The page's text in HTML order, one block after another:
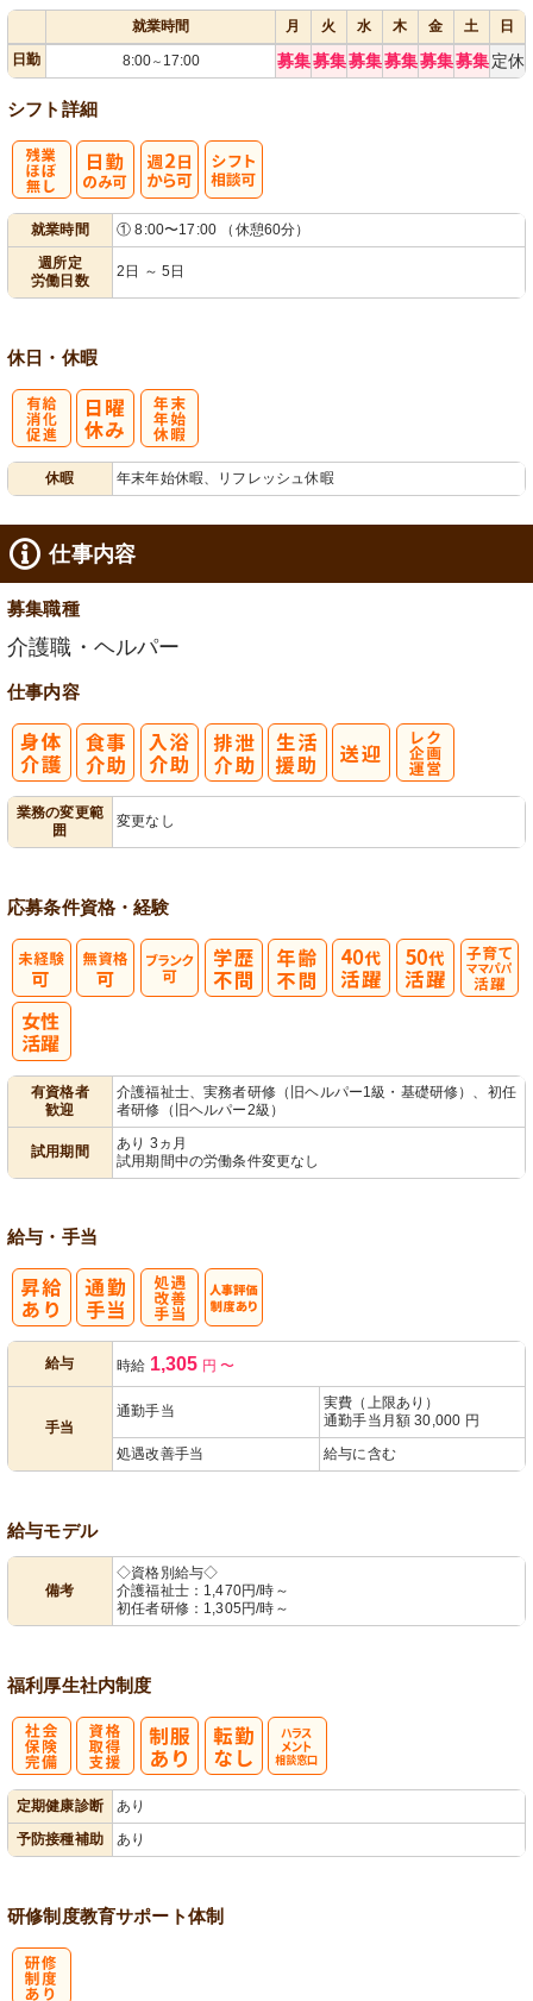
就業時間 月 火 水 木 金 土
日
日勤
8:00～ 17:00 募集募集募集募集募集募集 定休
シフト詳細
就業時間
① 8:00〜17:00 （休憩60分）
週所定
労働日数
2日 ～ 5日
休日・休暇
休暇 年末年始休暇、リフレッシュ休暇
仕事内容
募集職種
介護職・ヘルパー
仕事内容
業務の変更範
囲
変更なし
応募条件資格・経験
有資格者
歓迎
介護福祉士、実務者研修（旧ヘルパー1級・基礎研修）、初任
者研修（旧ヘルパー2級）
試用期間
あり 3ヵ月
試用期間中の労働条件変更なし
給与・手当
給与 時給 1,305 円 〜
手当
通勤手当
実費（上限あり）
通勤手当月額 30,000 円
処遇改善手当
給与に含む
給与モデル
備考
◇資格別給与◇
介護福祉士：1,470円/時～
初任者研修：1,305円/時～
福利厚生社内制度
定期健康診断
あり
予防接種補助
あり
研修制度教育サポート体制